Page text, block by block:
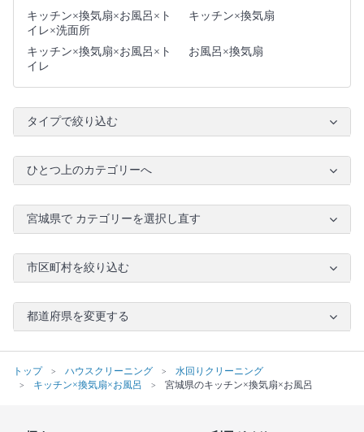
キッチン×換気扇×お風呂×ト
イレ×洗面所
キッチン×換気扇
キッチン×換気扇×お風呂×ト
イレ
お風呂×換気扇
タイプで絞り込む
ひとつ上のカテゴリーへ
宮城県で カテゴリーを選択し直す
市区町村を絞り込む
都道府県を変更する
トップ ハウスクリーニング
水回りクリーニング
キッチン×換気扇×お風呂
宮城県のキッチン×換気扇×お風呂